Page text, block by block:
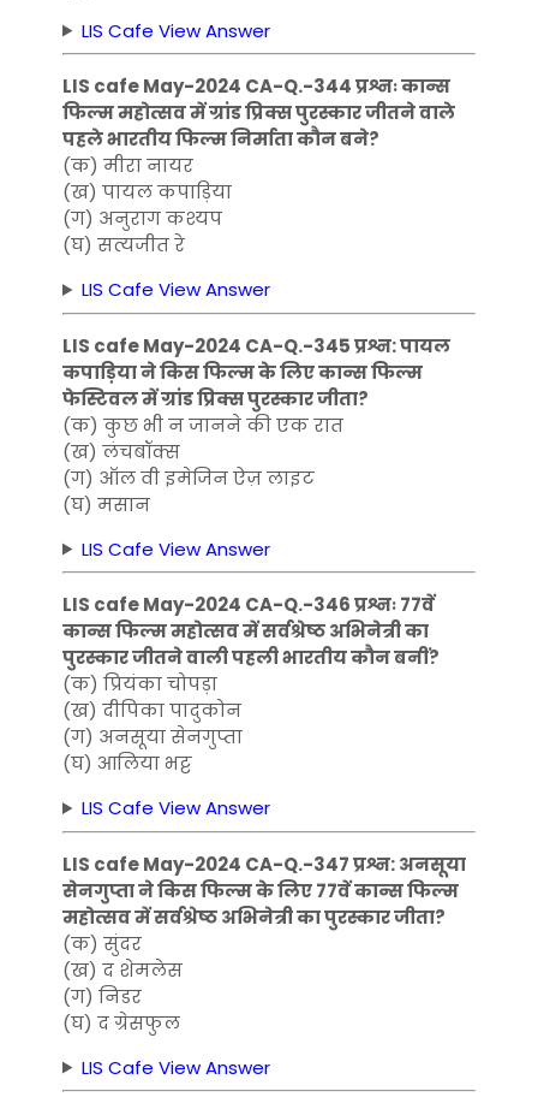
LIS Cafe View Answer
LIS cafe May-2024 CA-Q.-344 प्रश्नः कान्स
फिल्म महोत्सव में ग्रांड प्रिक्स पुरस्कार जीतने वाले
पहले भारतीय फिल्म निर्माता कौन बने?
(क) मीरा नायर
(ख) पायल कपाड़िया
(ग) अनुराग कश्यप
(घ) सत्यजीत रे
LIS Cafe View Answer
LIS cafe May-2024 CA-Q.-345 प्रश्न: पायल
कपाड़िया ने किस फिल्म के लिए कान्स फिल्म
फेस्टिवल में ग्रांड प्रिक्स पुरस्कार जीता?
(क) कुछ भी न जानने की एक रात
(ख) लंचबॉक्स
(ग) ऑल वी इमेजिन ऐज़ लाइट
(घ) मसान
LIS Cafe View Answer
LIS cafe May-2024 CA-Q.-346 प्रश्नः 77वें
कान्स फिल्म महोत्सव में सर्वश्रेष्ठ अभिनेत्री का
पुरस्कार जीतने वाली पहली भारतीय कौन बनीं?
(क) प्रियंका चोपड़ा
(ख) दीपिका पादुकोन
(ग) अनसूया सेनगुप्ता
(घ) आलिया भट्ट
LIS Cafe View Answer
LIS cafe May-2024 CA-Q.-347 प्रश्न: अनसूया
सेनगुप्ता ने किस फिल्म के लिए 77वें कान्स फिल्म
महोत्सव में सर्वश्रेष्ठ अभिनेत्री का पुरस्कार जीता?
(क) सुंदर
(ख) द शेमलेस
(ग) निडर
(घ) द ग्रेसफुल
LIS Cafe View Answer